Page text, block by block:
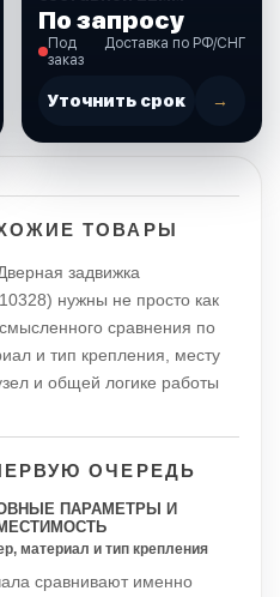
По запросу
Под
заказ
Доставка по РФ/СНГ
Уточнить срок →
ТОВАРЫ
задвижка
нужны не просто как
сравнения по
и тип крепления, месту
и общей логике работы
ОЧЕРЕДЬ
ПАРАМЕТРЫ И
материал и тип крепления
сравнивают именно